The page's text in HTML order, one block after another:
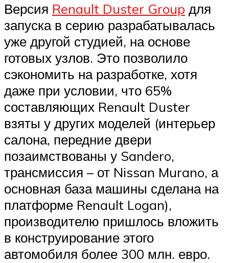
Версия Renault Duster Group для
запуска в серию разрабатывалась
уже другой студией, на основе
готовых узлов. Это позволило
сэкономить на разработке, хотя
даже при условии, что 65%
составляющих Renault Duster
взяты у других моделей (интерьер
салона, передние двери
позаимствованы у Sandero,
трансмиссия – от Nissan Murano, а
основная база машины сделана на
платформе Renault Logan),
производителю пришлось вложить
в конструирование этого
автомобиля более 300 млн. евро.